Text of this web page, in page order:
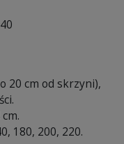
20 cm od skrzyni),
180, 200, 220.